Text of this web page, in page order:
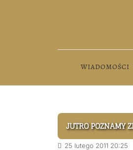
WIADOMOŚCI
JUTRO POZNAMY
25 lutego 2011 20:25